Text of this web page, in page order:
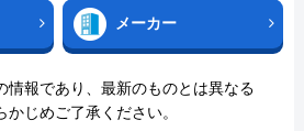
メーカー
報であり、最新のものとは異なる
じめご了承ください。